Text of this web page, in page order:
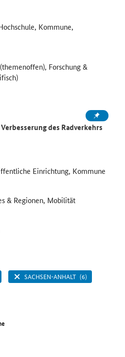
Kommune,
Forschung &
des Radverkehrs
Einrichtung, Kommune
& Regionen, Mobilität
SACHSEN-ANHALT (6)